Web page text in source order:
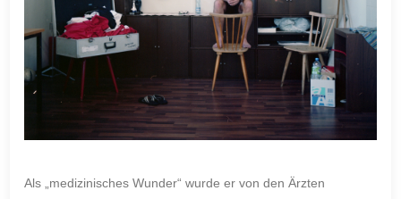
Als „medizinisches Wunder“ wurde er von den Ärzten